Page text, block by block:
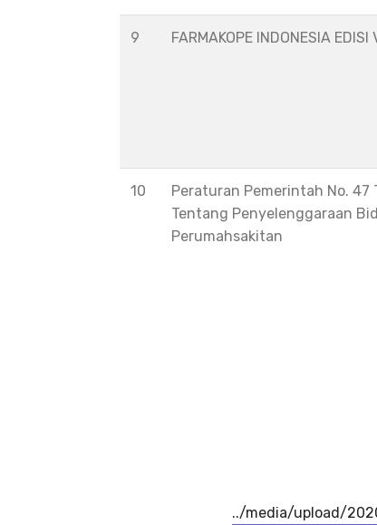
9 FARMAKOPE INDONESIA
10
Peraturan Pemerintah No. 47
Tentang Penyelenggaraan
Perumahsakitan
../media/upload/